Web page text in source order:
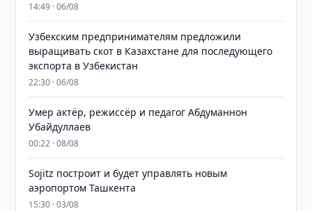
14:49 · 06/08
Узбекским предпринимателям предложили
выращивать скот в Казахстане для последующего
экспорта в Узбекистан
22:30 · 06/08
Умер актёр, режиссёр и педагог Абдуманнон
Убайдуллаев
00:22 · 08/08
Sojitz построит и будет управлять новым
аэропортом Ташкента
15:30 · 03/08